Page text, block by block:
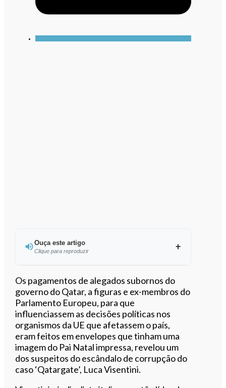
Ouça este artigo
Clique para reproduzir
Ouvir este artigo
Os pagamentos de alegados subornos do
governo do Qatar, a figuras e ex-membros do
Parlamento Europeu, para que
influenciassem as decisões políticas nos
organismos da UE que afetassem o país,
eram feitos em envelopes que tinham uma
imagem do Pai Natal impressa, revelou um
dos suspeitos do escândalo de corrupção do
caso ‘Qatargate’, Luca Visentini.